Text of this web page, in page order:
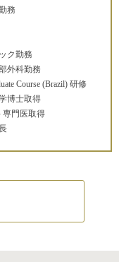
務
ク勤務
外科勤務
Course (Brazil) 研修
博士取得
専門医取得